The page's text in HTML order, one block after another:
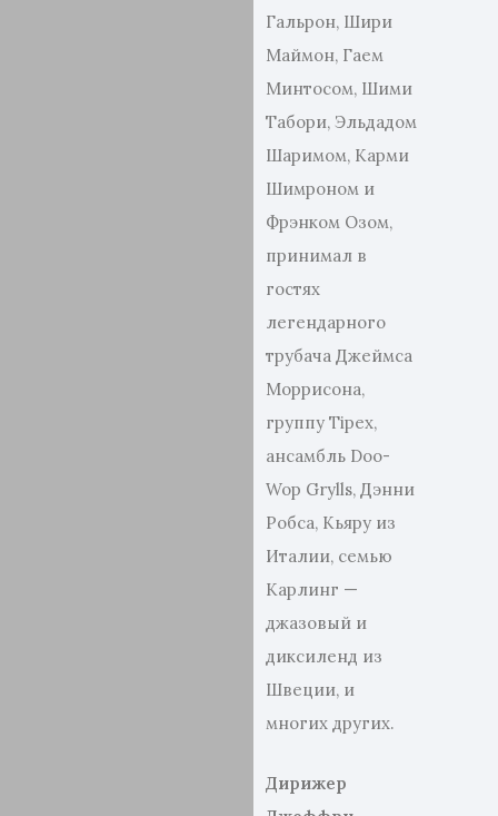
Гальрон, Шири
Маймон, Гаем
Минтосом, Шими
Табори, Эльдадом
Шаримом, Карми
Шимроном и
Фрэнком Озом,
принимал в
гостях
легендарного
трубача Джеймса
Моррисона,
группу Tipеx,
ансамбль Doo-
Wop Grylls, Дэнни
Робса, Кьяру из
Италии, семью
Карлинг —
джазовый и
диксиленд из
Швеции, и
многих других.
Дирижер